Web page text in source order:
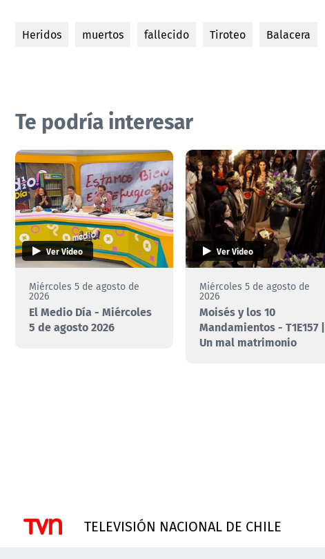
Heridos muertos fallecido Tiroteo Balacera
Te podría interesar
Ver Video
Miércoles 5 de agosto de
2026
El Medio Día - Miércoles
5 de agosto 2026
Ver Video
Miércoles 5 de agosto de
2026
Moisés y los 10
Mandamientos - T1E157 |
Un mal matrimonio
TELEVISIÓN NACIONAL DE CHILE